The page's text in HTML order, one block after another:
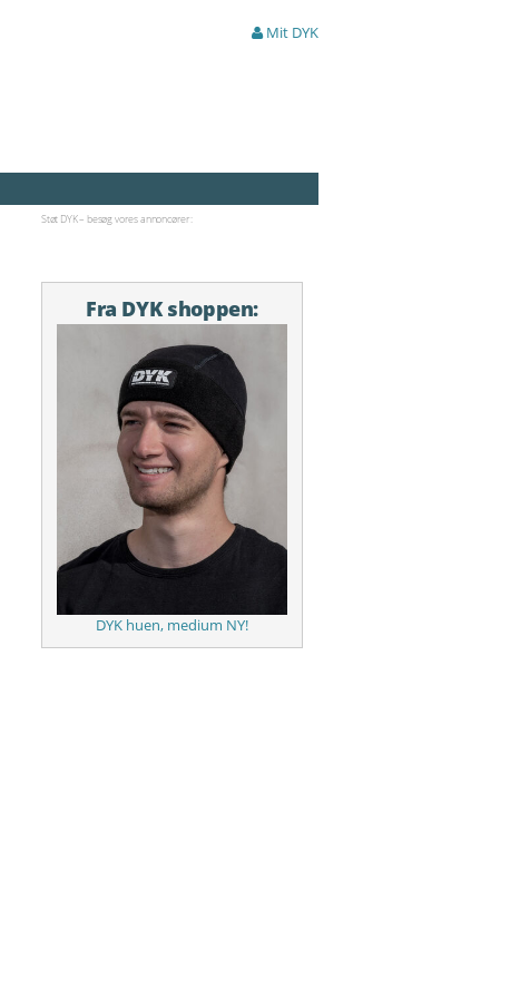
Mit DYK
Støt DYK – besøg vores annoncører:
Fra DYK shoppen:
DYK huen, medium NY!